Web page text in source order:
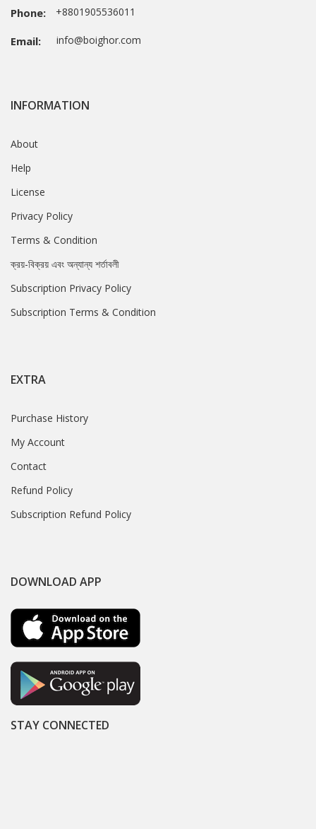
Phone: +8801905536011
Email: info@boighor.com
INFORMATION
About
Help
License
Privacy Policy
Terms & Condition
ক্রয়-বিক্রয় এবং অন্যান্য শর্তাবলী
Subscription Privacy Policy
Subscription Terms & Condition
EXTRA
Purchase History
My Account
Contact
Refund Policy
Subscription Refund Policy
DOWNLOAD APP
STAY CONNECTED